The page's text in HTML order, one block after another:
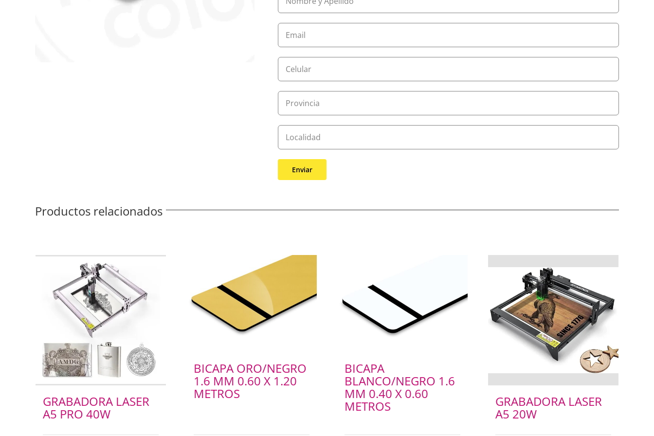
Productos relacionados
GRABADORA LASER
A5 PRO 40W
BICAPA ORO/NEGRO
1.6 MM 0.60 X 1.20
METROS
BICAPA
BLANCO/NEGRO 1.6
MM 0.40 X 0.60
METROS GRABADORA LASER
A5 20W